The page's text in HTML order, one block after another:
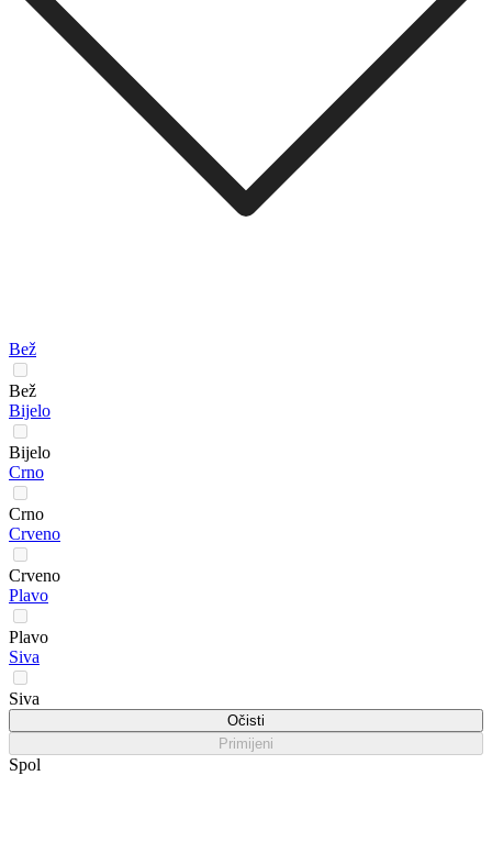
Bež
Bež
Bijelo
Bijelo
Crno
Crno
Crveno
Crveno
Plavo
Plavo
Siva
Siva
Očisti
Primijeni
Spol